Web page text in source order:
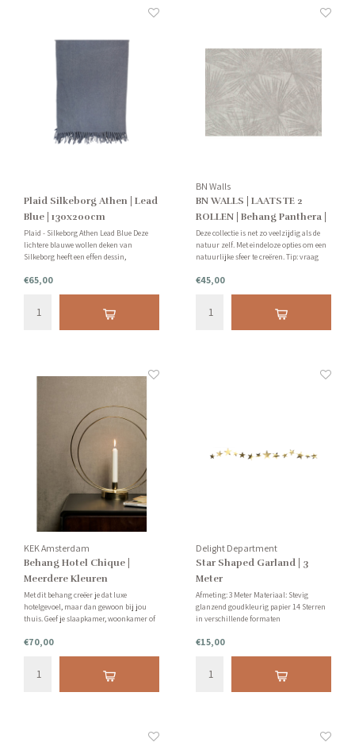
Plaid Silkeborg Athen | Lead
Blue | 130x200cm
Plaid - Silkeborg Athen Lead Blue Deze
lichtere blauwe wollen deken van
Silkeborg heeft een effen dessin,
kan worden in huis. Deze comfortabele
en warme deken kan gebruikt worden
€65,00
BN Walls
BN WALLS | LAATSTE 2
ROLLEN | Behang Panthera |
Leaves | Batch No 015-1
Deze collectie is net zo veelzijdig als de
natuur zelf. Met eindeloze opties om een
natuurlijke sfeer te creëren. Tip: vraag
behang kan niet geretourneerd worden.
€45,00
KEK Amsterdam
Behang Hotel Chique |
Meerdere Kleuren
Beschikbaar
Met dit behang creëer je dat luxe
hotelgevoel, maar dan gewoon bij jou
thuis. Geef je slaapkamer, woonkamer of
vraag van te voren een staal bij ons aan.
€70,00
Delight Department
Star Shaped Garland | 3
Meter
Afmeting: 3 Meter Materiaal: Stevig
glanzend goudkleurig papier 14 Sterren
in verschillende formaten
€15,00